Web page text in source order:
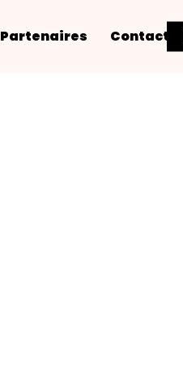
Partenaires Contact